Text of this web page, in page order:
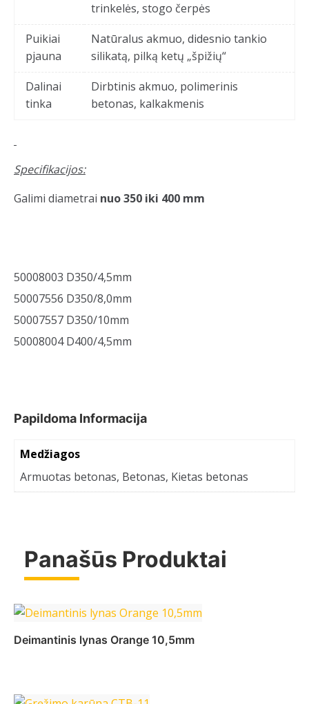
trinkelės, stogo čerpės
Puikiai
pjauna
Natūralus akmuo, didesnio tankio
silikatą, pilką ketų „špižių“
Dalinai
tinka
Dirbtinis akmuo, polimerinis
betonas, kalkakmenis
Specifikacijos:
Galimi diametrai nuo 350 iki 400 mm
50008003 D350/4,5mm
50007556 D350/8,0mm
50007557 D350/10mm
50008004 D400/4,5mm
Papildoma Informacija
Medžiagos
Armuotas betonas, Betonas, Kietas betonas
Panašūs Produktai
Deimantinis lynas Orange 10,5mm